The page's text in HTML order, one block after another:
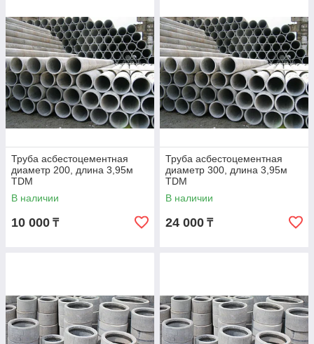
Труба асбестоцементная
диаметр 200, длина 3,95м
TDM
В наличии
10 000 ₸
Труба асбестоцементная
диаметр 300, длина 3,95м
TDM
В наличии
24 000 ₸